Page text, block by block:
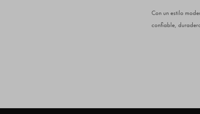
Con un estilo
confiable,